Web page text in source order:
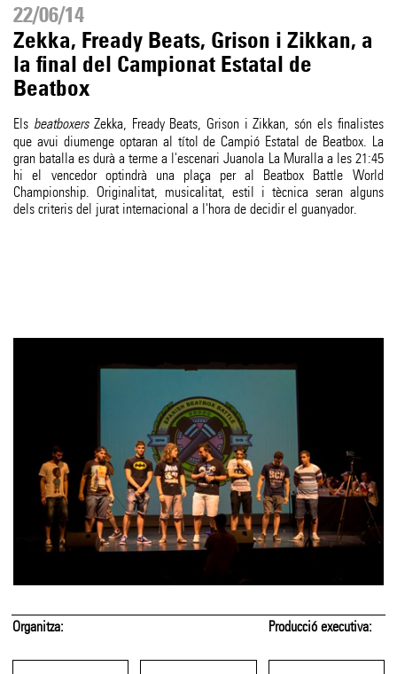
22/06/14
Zekka, Fready Beats, Grison i Zikkan, a
la final del Campionat Estatal de
Beatbox
Els beatboxersZekka, Fready Beats, Grison i Zikkan, són els finalistes
que avui diumenge optaran al títol de Campió Estatal de Beatbox. La
gran batalla es durà a terme a l'escenari Juanola La Muralla a les 21:45
hi el vencedor optindrà una plaça per al Beatbox Battle World
Championship. Originalitat, musicalitat, estil i tècnica seran alguns
dels criteris del jurat internacional a l'hora de decidir el guanyador.
Organitza: Producció executiva: